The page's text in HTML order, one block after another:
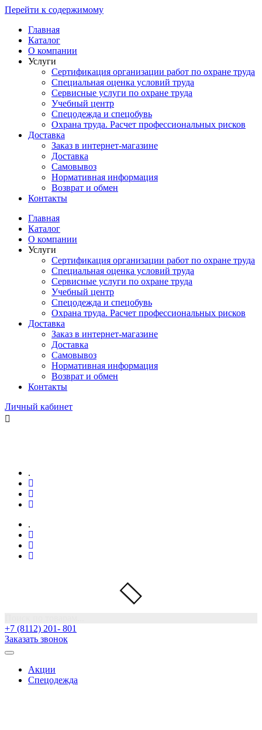
Перейти к содержимому
Главная
Каталог
О компании
Услуги
Сертификация организации работ по охране труда
Специальная оценка условий труда
Сервисные услуги по охране труда
Учебный центр
Спецодежда и спецобувь
Охрана труда. Расчет профессиональных рисков
Доставка
Заказ в интернет-магазине
Доставка
Самовывоз
Нормативная информация
Возврат и обмен
Контакты
Главная
Каталог
О компании
Услуги
Сертификация организации работ по охране труда
Специальная оценка условий труда
Сервисные услуги по охране труда
Учебный центр
Спецодежда и спецобувь
Охрана труда. Расчет профессиональных рисков
Доставка
Заказ в интернет-магазине
Доставка
Самовывоз
Нормативная информация
Возврат и обмен
Контакты
Личный кабинет
.
.
+7 (8112) 201- 801
Заказать звонок
Акции
Спецодежда